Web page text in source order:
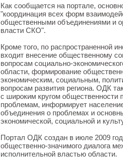
Как сообщается на портале,
"координация всех форм
общественными объединениями и
власти СКО".
Кроме того, по распространенной
входит внесение общественному
вопросам социально-
области, формирование
экономическим, социальным,
вопросам развития региона. ОДК
с широким кругом
проблемам, информирует
объединения о проблемах и
экономической, социальной и
Портал ОДК создан в июле 2009
общественно-значимого диалога
исполнительной властью области.